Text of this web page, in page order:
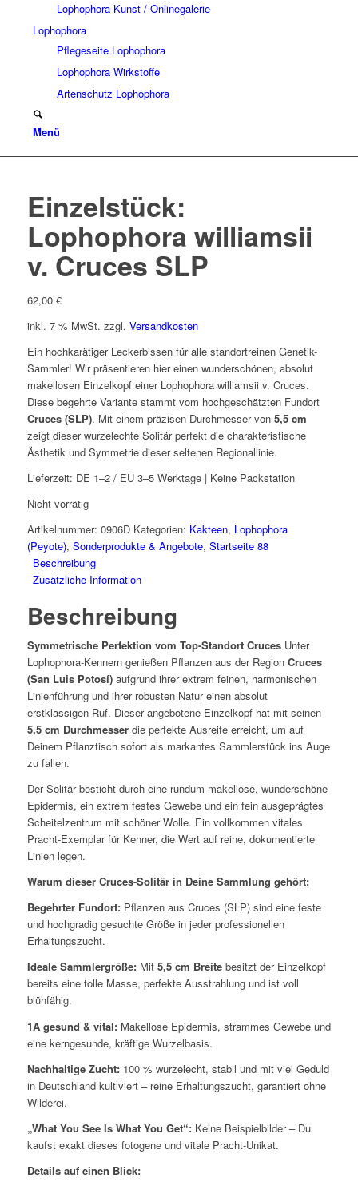
Lophophora Kunst / Onlinegalerie
Lophophora
Pflegeseite Lophophora
Lophophora Wirkstoffe
Artenschutz Lophophora
Menü
Einzelstück:
Lophophora williamsii
v. Cruces SLP
62,00 €
inkl. 7 % MwSt. zzgl. Versandkosten
Ein hochkarätiger Leckerbissen für alle standortreinen Genetik-
Sammler! Wir präsentieren hier einen wunderschönen, absolut
makellosen Einzelkopf einer Lophophora williamsii v. Cruces.
Diese begehrte Variante stammt vom hochgeschätzten Fundort
Cruces (SLP). Mit einem präzisen Durchmesser von 5,5 cm
zeigt dieser wurzelechte Solitär perfekt die charakteristische
Ästhetik und Symmetrie dieser seltenen Regionallinie.
Lieferzeit: DE 1–2 / EU 3–5 Werktage | Keine Packstation
Nicht vorrätig
Artikelnummer: 0906D Kategorien: Kakteen, Lophophora
(Peyote), Sonderprodukte & Angebote, Startseite 88
Beschreibung
Zusätzliche Information
Beschreibung
Symmetrische Perfektion vom Top-Standort CrucesUnter
Lophophora-Kennern genießen Pflanzen aus der Region Cruces
(San Luis Potosí)aufgrund ihrer extrem feinen, harmonischen
Linienführung und ihrer robusten Natur einen absolut
erstklassigen Ruf. Dieser angebotene Einzelkopf hat mit seinen
5,5 cm Durchmesserdie perfekte Ausreife erreicht, um auf
Deinem Pflanztisch sofort als markantes Sammlerstück ins Auge
zu fallen.
Der Solitär besticht durch eine rundum makellose, wunderschöne
Epidermis, ein extrem festes Gewebe und ein fein ausgeprägtes
Scheitelzentrum mit schöner Wolle. Ein vollkommen vitales
Pracht-Exemplar für Kenner, die Wert auf reine, dokumentierte
Linien legen.
Warum dieser Cruces-Solitär in Deine Sammlung gehört:
Begehrter Fundort:Pflanzen aus Cruces (SLP) sind eine feste
und hochgradig gesuchte Größe in jeder professionellen
Erhaltungszucht.
Ideale Sammlergröße:Mit 5,5 cm Breitebesitzt der Einzelkopf
bereits eine tolle Masse, perfekte Ausstrahlung und ist voll
blühfähig.
1A gesund & vital:Makellose Epidermis, strammes Gewebe und
eine kerngesunde, kräftige Wurzelbasis.
Nachhaltige Zucht:100 % wurzelecht, stabil und mit viel Geduld
in Deutschland kultiviert – reine Erhaltungszucht, garantiert ohne
Wilderei.
„What You See Is What You Get“:Keine Beispielbilder – Du
kaufst exakt dieses fotogene und vitale Pracht-Unikat.
Details auf einen Blick: